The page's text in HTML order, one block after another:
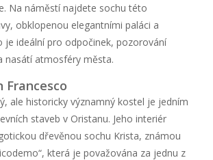
Na náměstí najdete sochu této
obklopenou elegantními paláci a
je ideální pro odpočinek, pozorování
nasátí atmosféry města.
Francesco
ale historicky významný kostel je jedním
staveb v Oristanu. Jeho interiér
dřevěnou sochu Krista, známou
která je považována za jednu z